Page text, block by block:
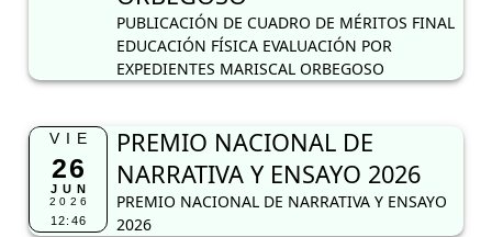
PUBLICACIÓN DE CUADRO DE MÉRITOS FINAL
EDUCACIÓN FÍSICA EVALUACIÓN POR
EXPEDIENTES MARISCAL ORBEGOSO
VIE
26
JUN
2026
12:46
PREMIO NACIONAL DE
NARRATIVA Y ENSAYO 2026
PREMIO NACIONAL DE NARRATIVA Y ENSAYO
2026